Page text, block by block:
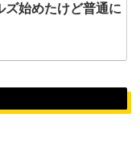
ズ始めたけど普通に